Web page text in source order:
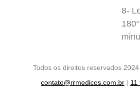
8-
Todos os direitos reservados
contato@rrmedicos.com.br | 11